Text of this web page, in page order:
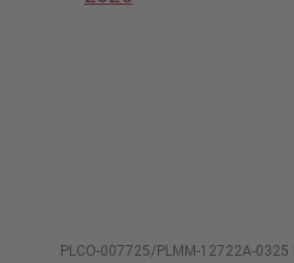
PLCO-007725/PLMM-12722A-0325